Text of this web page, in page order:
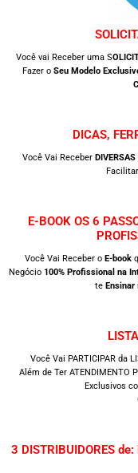
Você vai Receber uma S
Fazer o Seu Modelo
DICAS,
Você Vai Receber
E-BOOK OS 6
Você Vai Receber o E-book
Negócio 100% Profissional na
te Ensinar
Você Vai PARTICIPAR da
Além de Ter ATENDIMENTO
Exclusivos
3 DISTRIBUIDORES de: